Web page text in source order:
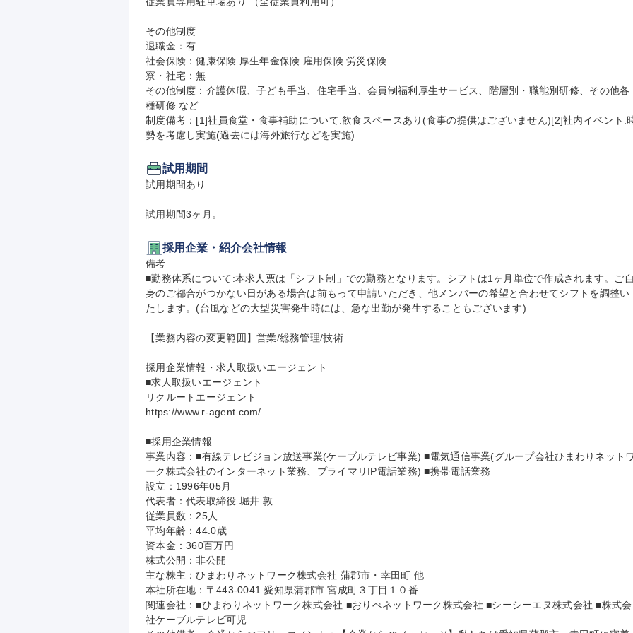
その他制度
退職金：有
社会保険：健康保険 厚生年金保険 雇用保険 労災保険
寮・社宅：無
その他制度：介護休暇、子ども手当、住宅手当、会員制福利厚生サービス、階層別・職能別研修、その他各
種研修 など
制度備考：[1]社員食堂・食事補助について:飲食スペースあり(食事の提供はございません)[2]社内イベント:
勢を考慮し実施(過去には海外旅行などを実施)
試用期間
試用期間あり
試用期間3ヶ月。
採用企業・紹介会社情報
備考
■勤務体系について:本求人票は「シフト制」での勤務となります。シフトは1ヶ月単位で作成されます。ご
身のご都合がつかない日がある場合は前もって申請いただき、他メンバーの希望と合わせてシフトを調整い
たします。(台風などの大型災害発生時には、急な出勤が発生することもございます)
【業務内容の変更範囲】営業/総務管理/技術
採用企業情報・求人取扱いエージェント
■求人取扱いエージェント
リクルートエージェント
https://www.r-agent.com/
■採用企業情報
事業内容：■有線テレビジョン放送事業(ケーブルテレビ事業) ■電気通信事業(グループ会社ひまわりネット
ーク株式会社のインターネット業務、プライマリIP電話業務) ■携帯電話業務
設立：1996年05月
代表者：代表取締役 堀井 敦
従業員数：25人
平均年齢：44.0歳
資本金：360百万円
株式公開：非公開
主な株主：ひまわりネットワーク株式会社 蒲郡市・幸田町 他
本社所在地：〒443-0041 愛知県蒲郡市 宮成町３丁目１０番
関連会社：■ひまわりネットワーク株式会社 ■おりべネットワーク株式会社 ■シーシーエヌ株式会社 ■株式会
社ケーブルテレビ可児